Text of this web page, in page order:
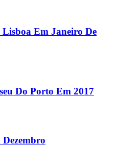
Em Janeiro De
Do Porto Em 2017